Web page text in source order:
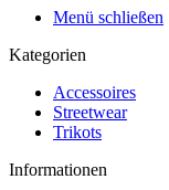
Menü schließen
Kategorien
Accessoires
Streetwear
Trikots
Informationen